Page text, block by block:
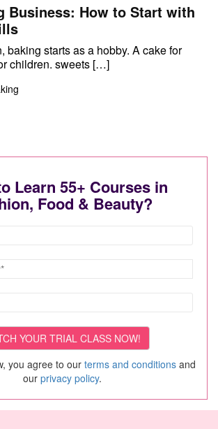
Business: How to Start with
baking starts as a hobby. A cake for
children. sweets […]
Learn 55+ Courses in
Food & Beauty?
you agree to our terms and conditionsand
our privacy policy.